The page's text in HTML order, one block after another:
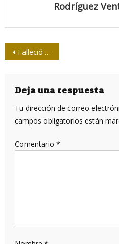
Rodríguez
Navegación
entradas
Falleció María de las Mercedes Ibarra Ibáñez, bisnieta de Juan Gualberto Gómez
Deja una respuesta
Tu dirección de correo
campos obligatorios están
Comentario *